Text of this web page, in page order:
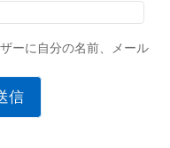
ーに自分の名前、メール